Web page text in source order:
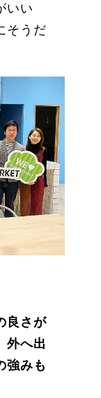
いい
そうだ
良さが
外へ出
強みも